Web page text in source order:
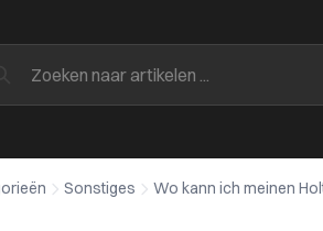
Sonstiges Wo kann ich meinen